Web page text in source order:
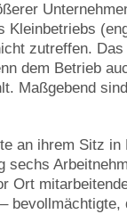
Kleinbetriebs
zutreffen.
dem Betrieb
Maßgebend
an ihrem Sitz
sechs
Ort
bevollmächtigte,